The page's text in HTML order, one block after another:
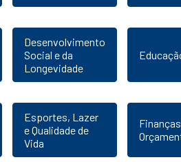
Desenvolvimento
Social e da
Longevidade
Esportes, Lazer
e Qualidade de
Vida